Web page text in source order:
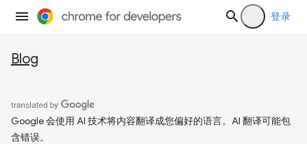
登录
Blog
Google 会使用 AI 技术将内容翻译成您偏好的语言。AI 翻译可能包
含错误。